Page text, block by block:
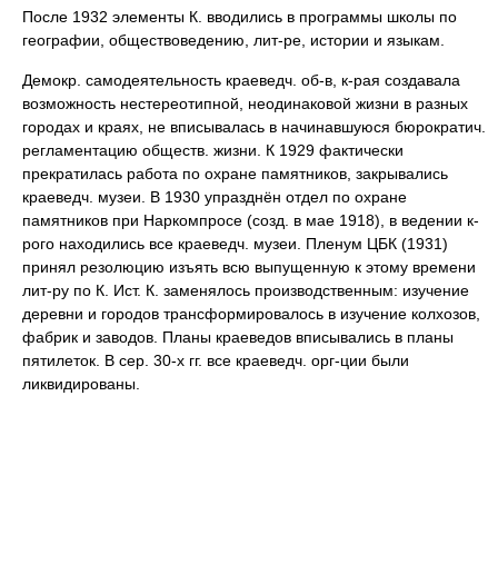
После 1932 элементы К. вводились в программы школы по
географии, обществоведению, лит-ре, истории и языкам.
Демокр. самодеятельность краеведч. об-в, к-рая создавала
возможность нестереотипной, неодинаковой жизни в разных
городах и краях, не вписывалась в начинавшуюся бюрократич.
регламентацию обществ. жизни. К 1929 фактически
прекратилась работа по охране памятников, закрывались
краеведч. музеи. В 1930 упразднён отдел по охране
памятников при Наркомпросе (созд. в мае 1918), в ведении к-
рого находились все краеведч. музеи. Пленум ЦБК (1931)
принял резолюцию изъять всю выпущенную к этому времени
лит-ру по К. Ист. К. заменялось производственным: изучение
деревни и городов трансформировалось в изучение колхозов,
фабрик и заводов. Планы краеведов вписывались в планы
пятилеток. В сер. 30-х гг. все краеведч. орг-ции были
ликвидированы.